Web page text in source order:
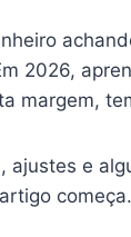
2026,
margem,
ajustes e
começa.